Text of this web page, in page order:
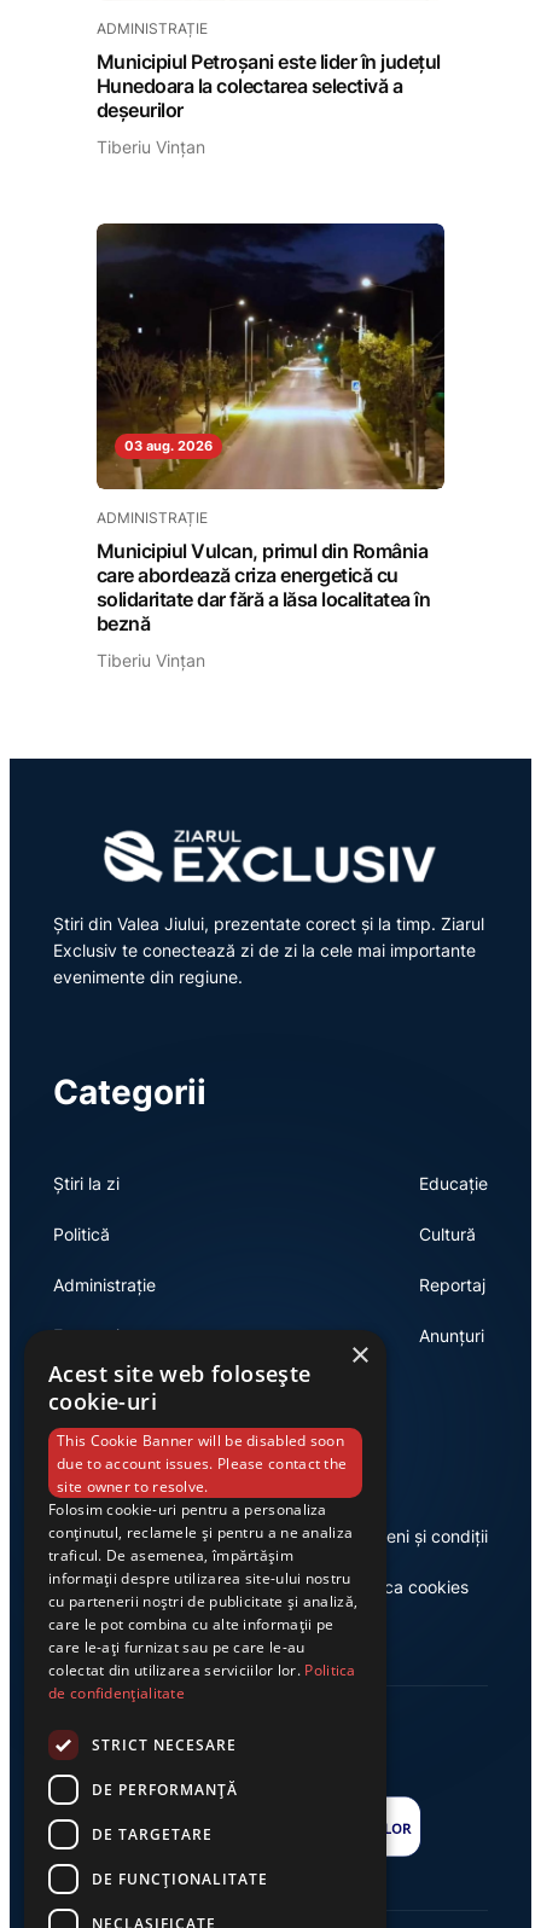
ADMINISTRAȚIE
Municipiul Petroșani este lider în județul
Hunedoara la colectarea selectivă a
deșeurilor
Tiberiu Vințan
03 aug. 2026
ADMINISTRAȚIE
Municipiul Vulcan, primul din România
care abordează criza energetică cu
solidaritate dar fără a lăsa localitatea în
beznă
Tiberiu Vințan
Știri din Valea Jiului, prezentate corect și la timp. Ziarul
Exclusiv te conectează zi de zi la cele mai importante
evenimente din regiune.
Categorii
Știri la zi
Politică
Administrație
Economie
Educație
Cultură
Reportaj
Anunțuri
Link-uri utile
Despre noi
Casa de editură Exclusiv
Termeni și condiții
Politica cookies
×
Acest site web folosește
cookie-uri
This Cookie Banner will be disabled soon
due to account issues. Please contact the
site owner to resolve.
Folosim cookie-uri pentru a personaliza
conținutul, reclamele și pentru a ne analiza
traficul. De asemenea, împărtășim
informații despre utilizarea site-ului nostru
cu partenerii noștri de publicitate și analiză,
care le pot combina cu alte informații pe
care le-ați furnizat sau pe care le-au
colectat din utilizarea serviciilor lor. Politica
de confidențialitate
STRICT NECESARE
DE PERFORMANȚĂ
DE TARGETARE
DE FUNCŢIONALITATE
NECLASIFICATE